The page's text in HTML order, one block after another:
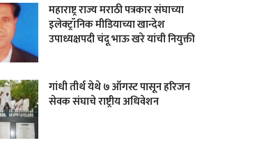
महाराष्ट्र राज्य मराठी पत्रकार संघाच्या
इलेक्ट्रॉनिक मीडियाच्या खान्देश
उपाध्यक्षपदी चंदू भाऊ खरे यांची नियुक्ती
गांधी तीर्थ येथे ७ ऑगस्ट पासून हरिजन
सेवक संघाचे राष्ट्रीय अधिवेशन